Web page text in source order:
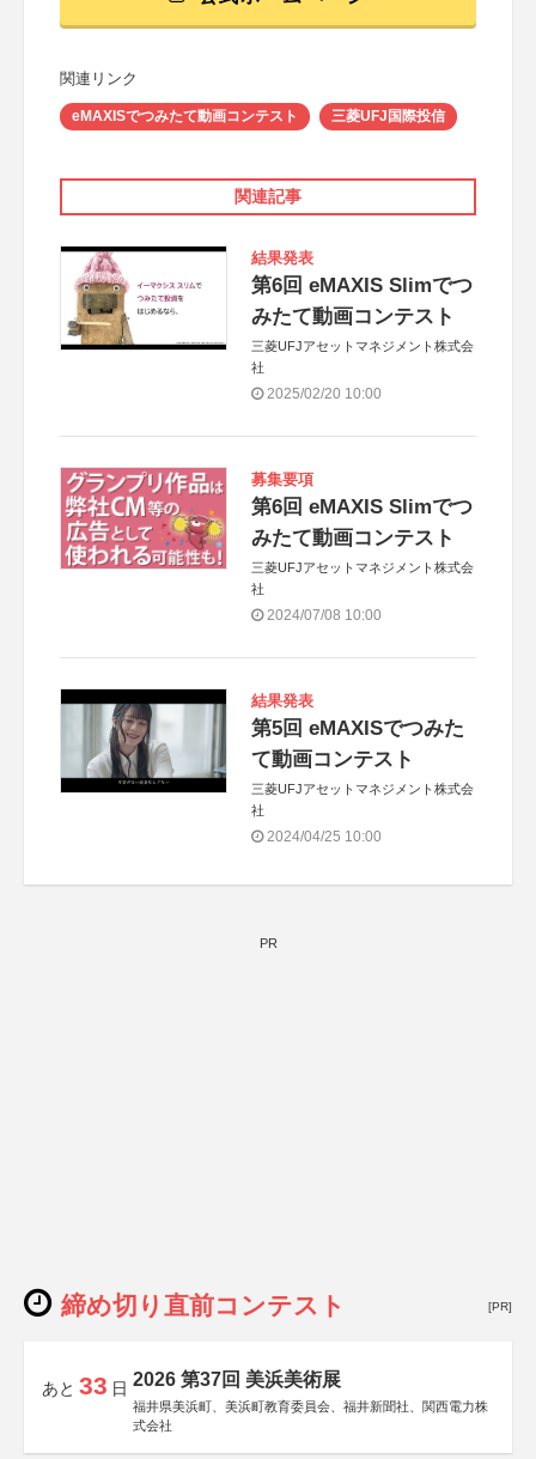
関連リンク
eMAXISでつみたて動画コンテスト 三菱UFJ国際投信
関連記事
結果発表
第6回 eMAXIS Slimでつ
みたて動画コンテスト
三菱UFJアセットマネジメント株式会
社
2025/02/20 10:00
募集要項
第6回 eMAXIS Slimでつ
みたて動画コンテスト
三菱UFJアセットマネジメント株式会
社
2024/07/08 10:00
結果発表
第5回 eMAXISでつみた
て動画コンテスト
三菱UFJアセットマネジメント株式会
社
2024/04/25 10:00
PR
締め切り直前コンテスト [PR]
あと 33 日 2026 第37回 美浜美術展
福井県美浜町、美浜町教育委員会、福井新聞社、関西電力株
式会社